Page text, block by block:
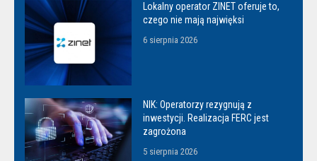
Lokalny operator ZINET oferuje to,
czego nie mają najwięksi
6 sierpnia 2026
NIK: Operatorzy rezygnują z
inwestycji. Realizacja FERC jest
zagrożona
5 sierpnia 2026